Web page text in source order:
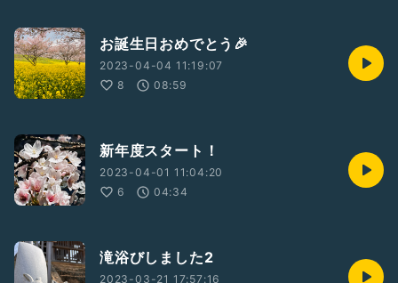
お誕生日おめでとう🎉
2023-04-04 11:19:07
8
08:59
新年度スタート！
2023-04-01 11:04:20
6
04:34
滝浴びしました2
2023-03-21 17:57:16